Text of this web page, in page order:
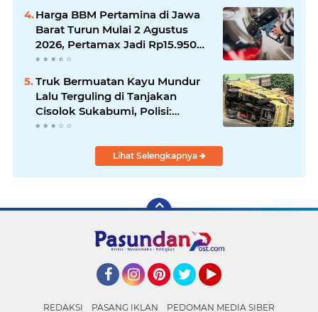
Harga BBM Pertamina di Jawa
Barat Turun Mulai 2 Agustus
2026, Pertamax Jadi Rp15.950
per Liter, Cek Daftar Harga
Truk Bermuatan Kayu Mundur
Lalu Terguling di Tanjakan
Cisolok Sukabumi, Polisi:
Diduga Tak Kuat Menanjak
Lihat Selengkapnya
REDAKSI PASANG IKLAN PEDOMAN MEDIA SIBER